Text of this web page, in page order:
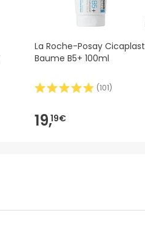
La Roche-Posay Cicaplast
Baume B5+ 100ml
(101)
19,19€